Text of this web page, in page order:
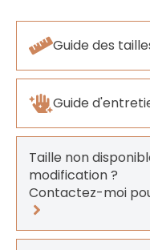
Guide des
Guide
Taille non
modification ?
Contactez-moi